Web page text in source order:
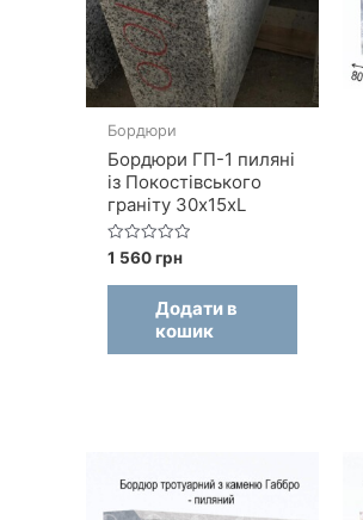
Бордюри
Бордюри ГП-1 пиляні
із Покостівського
граніту 30x15xL
Оцінено
в
0
1 560грн
Додати в
кошик